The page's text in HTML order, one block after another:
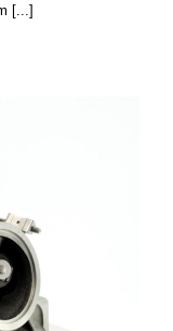
[...]